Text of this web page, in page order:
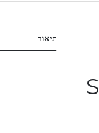
תיאור